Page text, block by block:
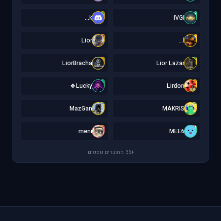
I
IVGI
k
k...
l
l...
L
Lior
L
Lior Lazar
L
LiorBracha
L
Lirdon
L
Lucky🍀
M
MAKRIS
M
MazGan
M
MEE6
m
meni
+36 מחוברים נוספים